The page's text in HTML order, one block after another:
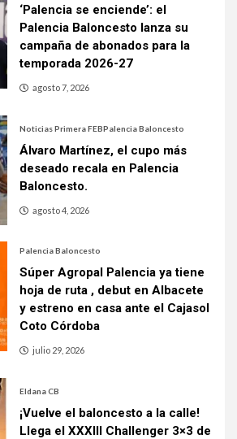
‘Palencia se enciende’: el
Palencia Baloncesto lanza su
campaña de abonados para la
temporada 2026-27
agosto 7, 2026
Noticias Primera FEBPalencia Baloncesto
Álvaro Martínez, el cupo más
deseado recala en Palencia
Baloncesto.
agosto 4, 2026
Palencia Baloncesto
Súper Agropal Palencia ya tiene
hoja de ruta , debut en Albacete
y estreno en casa ante el Cajasol
Coto Córdoba
julio 29, 2026
Eldana CB
¡Vuelve el baloncesto a la calle!
Llega el XXXIII Challenger 3×3 de